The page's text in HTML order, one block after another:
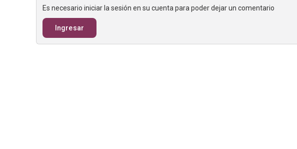
Es necesario iniciar la sesión en su cuenta para poder dejar un comentario
Ingresar